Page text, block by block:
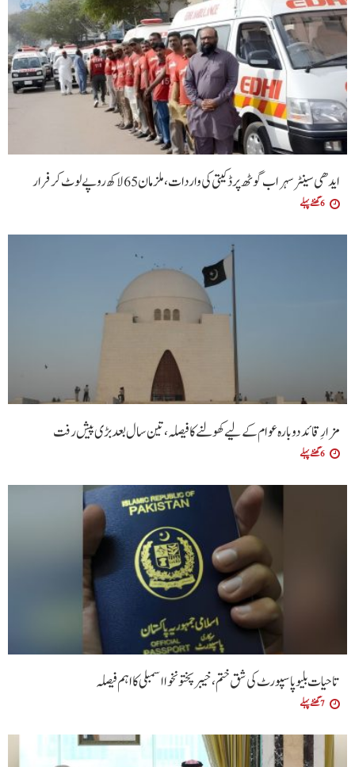
ایدھی سینٹر سہراب گوٹھ پر ڈکیتی کی واردات، ملزمان 65 لاکھ روپے لوٹ کر فرار
6 گھنٹے پہلے
مزارِ قائد دوبارہ عوام کے لیے کھولنے کا فیصلہ، تین سال بعد بڑی پیش رفت
6 گھنٹے پہلے
تاحیات بلیو پاسپورٹ کی شق ختم، خیبر پختونخوا اسمبلی کا اہم فیصلہ
7 گھنٹے پہلے